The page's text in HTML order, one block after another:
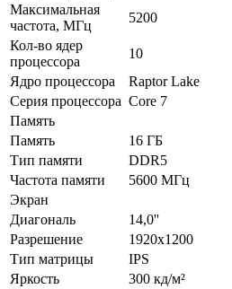
Максимальная
частота, МГц
5200
Кол-во ядер
процессора
10
Ядро процессора
Raptor Lake
Серия процессора Core 7
Память
Память
16 ГБ
Тип памяти
DDR5
Частота памяти
5600 МГц
Экран
Диагональ
14,0''
Разрешение
1920x1200
Тип матрицы
IPS
Яркость
300 кд/м²